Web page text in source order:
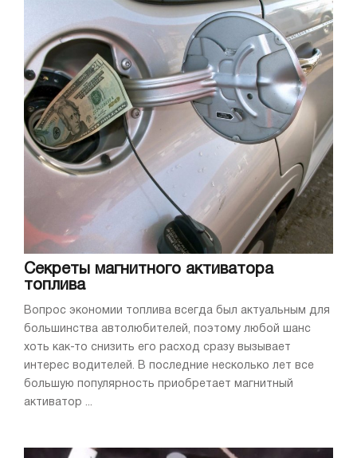
Секреты магнитного активатора
топлива
Вопрос экономии топлива всегда был актуальным для
большинства автолюбителей, поэтому любой шанс
хоть как-то снизить его расход сразу вызывает
интерес водителей. В последние несколько лет все
большую популярность приобретает магнитный
активатор ...